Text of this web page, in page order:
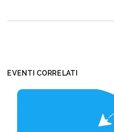
EVENTI CORRELATI